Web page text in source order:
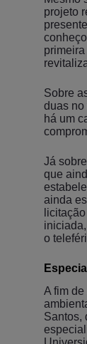
projeto
Sobre
duas no
há um
Já
que
ainda
o
A fim
Santos,